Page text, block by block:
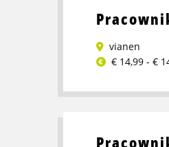
zamówień
vianen
€ 14,99 - €
więcej
Refurbish